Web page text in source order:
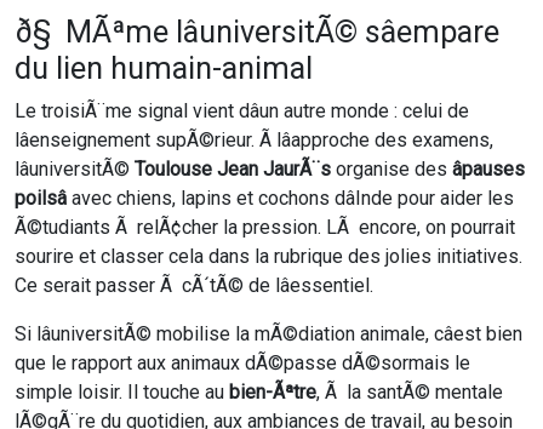
ð§ MÃªme lâuniversitÃ© sâempare
du lien humain-animal
Le troisiÃ¨me signal vient dâun autre monde : celui de
lâenseignement supÃ©rieur. Ã lâapproche des examens,
lâuniversitÃ© Toulouse Jean JaurÃ¨s organise des âpauses
poilsâ avec chiens, lapins et cochons dâInde pour aider les
Ã©tudiants Ã relÃ¢cher la pression. LÃ encore, on pourrait
sourire et classer cela dans la rubrique des jolies initiatives.
Ce serait passer Ã cÃ´tÃ© de lâessentiel.
Si lâuniversitÃ© mobilise la mÃ©diation animale, câest bien
que le rapport aux animaux dÃ©passe dÃ©sormais le
simple loisir. Il touche au bien-Ãªtre, Ã la santÃ© mentale
lÃ©gÃ¨re du quotidien, aux ambiances de travail, au besoin